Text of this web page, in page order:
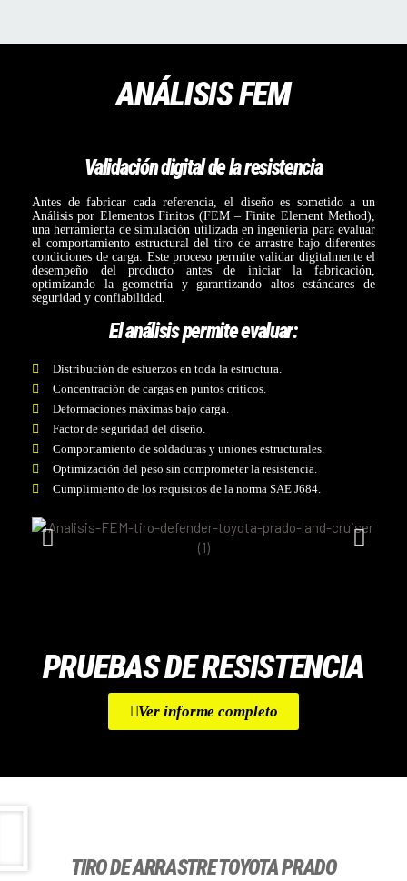
ANÁLISIS FEM
Validación digital de la resistencia
Antes de fabricar cada referencia, el diseño es sometido a un
Análisis por Elementos Finitos (FEM – Finite Element Method),
una herramienta de simulación utilizada en ingeniería para evaluar
el comportamiento estructural del tiro de arrastre bajo diferentes
condiciones de carga. Este proceso permite validar digitalmente el
desempeño del producto antes de iniciar la fabricación,
optimizando la geometría y garantizando altos estándares de
seguridad y confiabilidad.
El análisis permite evaluar:
Distribución de esfuerzos en toda la estructura.
Concentración de cargas en puntos críticos.
Deformaciones máximas bajo carga.
Factor de seguridad del diseño.
Comportamiento de soldaduras y uniones estructurales.
Optimización del peso sin comprometer la resistencia.
Cumplimiento de los requisitos de la norma SAE J684.
PRUEBAS DE RESISTENCIA
Ver informe completo
TIRO DE ARRASTRE TOYOTA PRADO